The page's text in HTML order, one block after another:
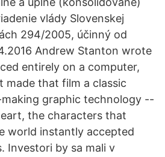
vlády Slovenskej
294/2005, účinný od
Andrew Stanton wrote
entirely on a computer,
made that film a classic
graphic technology --
the characters that
world instantly accepted
Investori by sa mali v